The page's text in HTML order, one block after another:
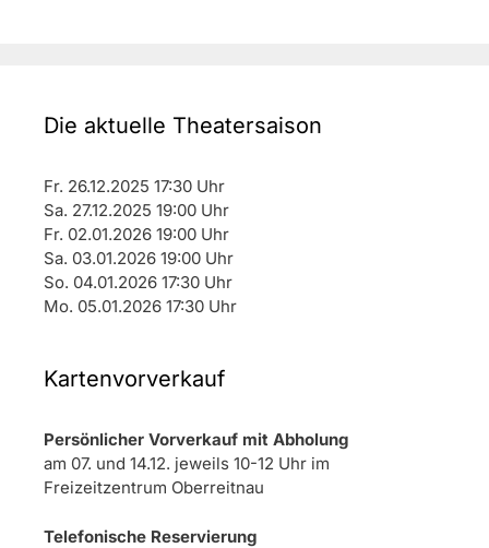
Die aktuelle Theatersaison
Fr. 26.12.2025 17:30 Uhr
Sa. 27.12.2025 19:00 Uhr
Fr. 02.01.2026 19:00 Uhr
Sa. 03.01.2026 19:00 Uhr
So. 04.01.2026 17:30 Uhr
Mo. 05.01.2026 17:30 Uhr
Kartenvorverkauf
Persönlicher Vorverkauf mit Abholung
am 07. und 14.12. jeweils 10-12 Uhr im
Freizeitzentrum Oberreitnau
Telefonische Reservierung